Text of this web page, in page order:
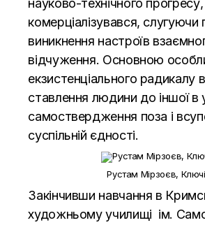
науково-технічного
комерціалізувався,
виникнення настроїв
відчуження. Основною
екзистенціального радикалу
ставлення людини до іншої в
самоствердження поза і
суспільній єдності.
Рустам Мірзоєв, Ключі
Закінчивши навчання в
художньому училищі ім.